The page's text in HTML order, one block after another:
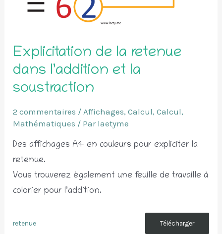
Explicitation de la retenue
dans l’addition et la
soustraction
2 commentaires / Affichages,Calcul,Calcul,
Mathématiques / Par laetyme
Des affichages A4 en couleurs pour expliciter la
retenue.
Vous trouverez également une feuille de travaille à
colorier pour l’addition.
retenue Télécharger